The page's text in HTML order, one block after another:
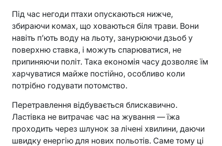
Під час негоди птахи опускаються нижче,
збираючи комах, що ховаються біля трави. Вони
навіть п’ють воду на льоту, занурюючи дзьоб у
поверхню ставка, і можуть спарюватися, не
припиняючи політ. Така економія часу дозволяє їм
харчуватися майже постійно, особливо коли
потрібно годувати потомство.
Перетравлення відбувається блискавично.
Ластівка не витрачає час на жування — їжа
проходить через шлунок за лічені хвилини, даючи
швидку енергію для нових польотів. Саме тому ці